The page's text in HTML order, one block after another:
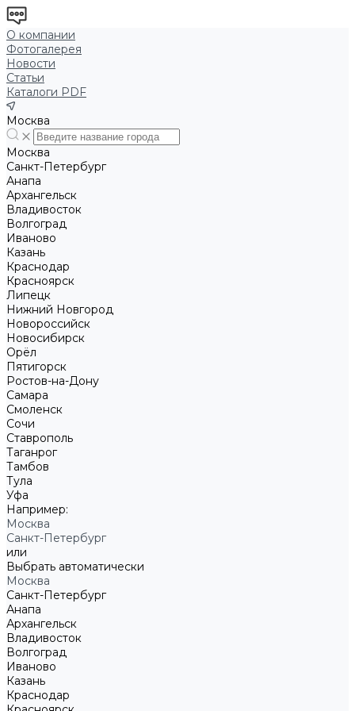
О компании
Фотогалерея
Новости
Статьи
Каталоги PDF
Москва
Москва
Санкт-Петербург
Анапа
Архангельск
Владивосток
Волгоград
Иваново
Казань
Краснодар
Красноярск
Липецк
Нижний Новгород
Новороссийск
Новосибирск
Орёл
Пятигорск
Ростов-на-Дону
Самара
Смоленск
Сочи
Ставрополь
Таганрог
Тамбов
Тула
Уфа
Например:
Москва
Санкт-Петербург
или
Выбрать автоматически
Москва
Санкт-Петербург
Анапа
Архангельск
Владивосток
Волгоград
Иваново
Казань
Краснодар